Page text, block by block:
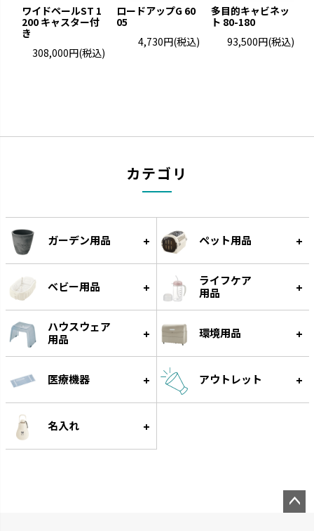
ワイドペールST 1
200 キャスター付
き
308,000円(税込)
ロードアップG 60
05
4,730円(税込)
多目的キャビネッ
ト 80-180
93,500円(税込)
カテゴリ
ガーデン用品 ペット用品
ベビー用品
ライフケア
用品
ハウスウェア
用品
環境用品
医療機器 アウトレット
名入れ